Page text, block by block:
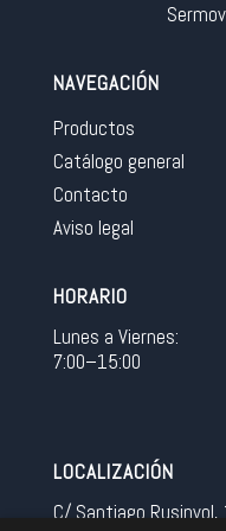
NAVEGACIÓN
Productos
Catálogo general
Contacto
Aviso legal
HORARIO
Lunes a Viernes:
7:00–15:00
LOCALIZACIÓN
C/ Santiago Rusinyol,